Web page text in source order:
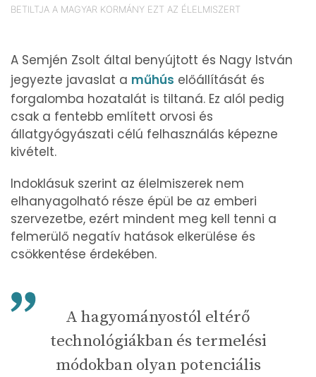
BETILTJA A MAGYAR KORMÁNY EZT AZ ÉLELMISZERT
A Semjén Zsolt által benyújtott és Nagy István
jegyezte javaslat a műhús előállítását és
forgalomba hozatalát is tiltaná. Ez alól pedig
csak a fentebb említett orvosi és
állatgyógyászati célú felhasználás képezne
kivételt.
Indoklásuk szerint az élelmiszerek nem
elhanyagolható része épül be az emberi
szervezetbe, ezért mindent meg kell tenni a
felmerülő negatív hatások elkerülése és
csökkentése érdekében.
A hagyományostól eltérő
technológiákban és termelési
módokban olyan potenciális